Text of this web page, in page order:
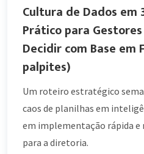
Cultura de Dados em
Prático para
Decidir com Base em
palpites)
Um roteiro estratégico
caos de planilhas em
em implementação rápida e
para a diretoria.